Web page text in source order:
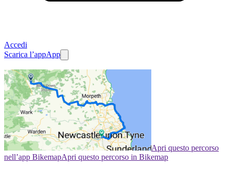
Accedi
Scarica l’appApp
Apri questo percorso
nell’app BikemapApri questo percorso in Bikemap